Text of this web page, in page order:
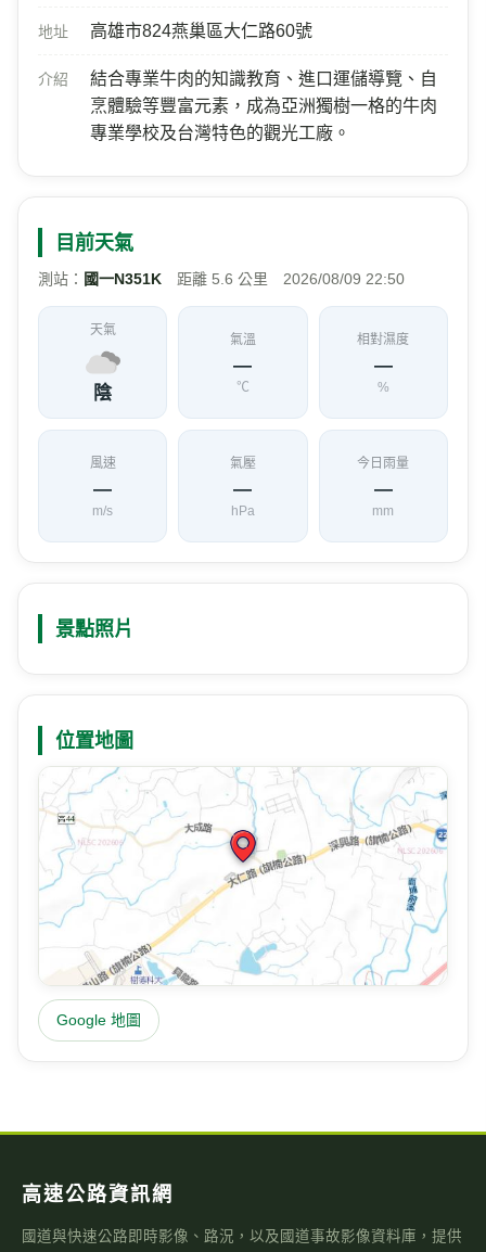
地址 高雄市824燕巢區大仁路60號
介紹
結合專業牛肉的知識教育、進口運儲導覽、自
烹體驗等豐富元素，成為亞洲獨樹一格的牛肉
專業學校及台灣特色的觀光工廠。
目前天氣
測站： 國一N351K 距離 5.6 公里 2026/08/09 22:50
天氣
陰
氣溫
—
℃
相對濕度
—
%
風速
—
m/s
氣壓
—
hPa
今日雨量
—
mm
景點照片
位置地圖
Google 地圖
高速公路資訊網
國道與快速公路即時影像、路況，以及國道事故影像資料庫，提供